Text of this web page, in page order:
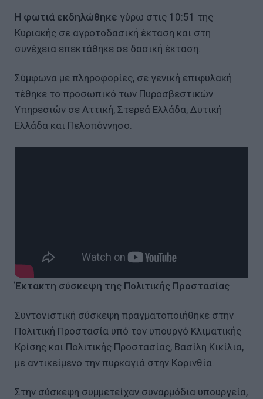
Η φωτιά εκδηλώθηκε γύρω στις 10:51 της
Κυριακής σε αγροτοδασική έκταση και στη
συνέχεια επεκτάθηκε σε δασική έκταση.
Σύμφωνα με πληροφορίες, σε γενική επιφυλακή
τέθηκε το προσωπικό των Πυροσβεστικών
Υπηρεσιών σε Αττική, Στερεά Ελλάδα, Δυτική
Ελλάδα και Πελοπόννησο.
Έκτακτη σύσκεψη της Πολιτικής Προστασίας
Συντονιστική σύσκεψη πραγματοποιήθηκε στην
Πολιτική Προστασία υπό τον υπουργό Κλιματικής
Κρίσης και Πολιτικής Προστασίας, Βασίλη Κικίλια,
με αντικείμενο την πυρκαγιά στην Κορινθία.
Στην σύσκεψη συμμετείχαν συναρμόδια υπουργεία,